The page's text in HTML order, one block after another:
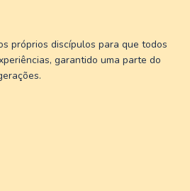
próprios discípulos para que todos
garantido uma parte do